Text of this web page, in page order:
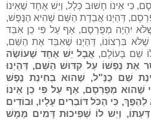
כִּי אֵינוֹ חָשׁוּב כְּלָל, וְיֵשׁ אֶחָד שֶׁאֵינוֹ
דְּהַיְנוּ אֲבֵדַת הַשֵּׁם שֶׁהִיא הַנֶּפֶשׁ,
שֶׁלֹּא יִהְיֶה מְפֻרְסָם, אַף עַל פִּי כֵן אִבֵּד
בִּרְצוֹנוֹ, דְּהַיְנוּ שֶׁאִבֵּד אֶת הַשֵּׁם,
שֵׁם בָּעוֹלָם, אֲבָל יֵשׁ אֶחָד שֶׁעוֹשֶׂה
אֶת נַפְשׁוֹ עַל קִדּוּשׁ הַשֵּׁם, דְּהַיְנוּ
שֵׁם כַּנַּ"ל, שֶׁהוּא בְּחִינַת נֶפֶשׁ
מְפֻרְסָם, אַף עַל פִּי כֵן אֵינוֹ
כִּי הַכֹּל דּוֹבְרִים עָלָיו, וּבוֹדִים
וְיֵשׁ לוֹ שְׁפִיכוּת דָּמִים מַמָּשׁ